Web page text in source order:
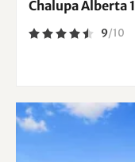
Chalupa Alberta 1
9/10